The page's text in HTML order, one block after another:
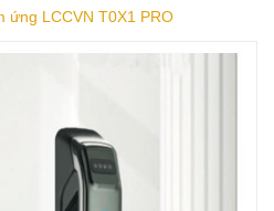
ứng LCCVN T0X1 PRO